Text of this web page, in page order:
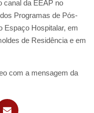
canal da EEAP no
Programas de Pós-
Espaço Hospitalar, em
de Residência e em
com a mensagem da